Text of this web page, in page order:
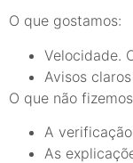
O que gostamos:
Velocidade.
Avisos
O que não
A
As